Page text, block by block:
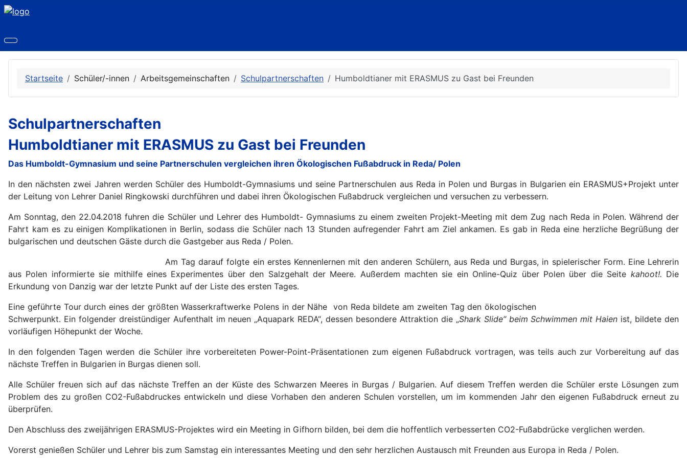
Startseite Schüler/-innen Arbeitsgemeinschaften Schulpartnerschaften Humboldtianer mit ERASMUS zu Gast bei Freunden
Schulpartnerschaften
Humboldtianer mit ERASMUS zu Gast bei Freunden
Das Humboldt-Gymnasium und seine Partnerschulen vergleichen ihren Ökologischen Fußabdruck in Reda/ Polen
In den nächsten zwei Jahren werden Schüler des Humboldt-Gymnasiums und seine Partnerschulen aus Reda in Polen und Burgas in Bulgarien ein ERASMUS+Projekt unter
der Leitung von Lehrer Daniel Ringkowski durchführen und dabei ihren Ökologischen Fußabdruck vergleichen und versuchen zu verbessern.
Am Sonntag, den 22.04.2018 fuhren die Schüler und Lehrer des Humboldt- Gymnasiums zu einem zweiten Projekt-Meeting mit dem Zug nach Reda in Polen. Während der
Fahrt kam es zu einigen Komplikationen in Berlin, sodass die Schüler nach 13 Stunden aufregender Fahrt am Ziel ankamen. Es gab in Reda eine herzliche Begrüßung der
bulgarischen und deutschen Gäste durch die Gastgeber aus Reda / Polen.
Am Tag darauf folgte ein erstes Kennenlernen mit den anderen Schülern, aus Reda und Burgas, in spielerischer Form. Eine Lehrerin
aus Polen informierte sie mithilfe eines Experimentes über den Salzgehalt der Meere. Außerdem machten sie ein Online-Quiz über Polen über die Seite kahoot!. Die
Erkundung von Danzig war der letzte Punkt auf der Liste des ersten Tages.
Eine geführte Tour durch eines der größten Wasserkraftwerke Polens in der Nähe von Reda bildete am zweiten Tag den ökologischen
Schwerpunkt. Ein folgender dreistündiger Aufenthalt im neuen „Aquapark REDA“, dessen besondere Attraktion die „Shark Slide“ beim Schwimmen mit Haien ist, bildete den
vorläufigen Höhepunkt der Woche.
In den folgenden Tagen werden die Schüler ihre vorbereiteten Power-Point-Präsentationen zum eigenen Fußabdruck vortragen, was teils auch zur Vorbereitung auf das
nächste Treffen in Bulgarien in Burgas dienen soll.
Alle Schüler freuen sich auf das nächste Treffen an der Küste des Schwarzen Meeres in Burgas / Bulgarien. Auf diesem Treffen werden die Schüler erste Lösungen zum
Problem des zu großen CO2-Fußabdruckes entwickeln und diese Vorhaben den anderen Schulen vorstellen, um im kommenden Jahr den eigenen Fußabdruck erneut zu
überprüfen.
Den Abschluss des zweijährigen ERASMUS-Projektes wird ein Meeting in Gifhorn bilden, bei dem die hoffentlich verbesserten CO2-Fußabdrücke verglichen werden.
Vorerst genießen Schüler und Lehrer bis zum Samstag ein interessantes Meeting und den sehr herzlichen Austausch mit Freunden aus Europa in Reda / Polen.